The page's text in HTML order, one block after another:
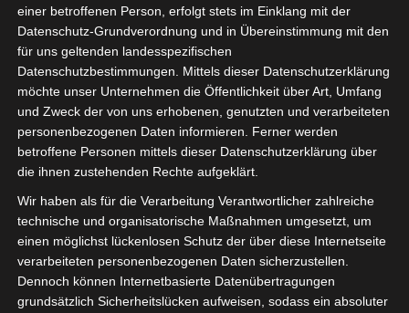
Thomas Kippenhan
Hobby neben Schiessen ist Fitnessport. Beruf: IT
Branche
einer betroffenen Person, erfolgt stets im Einklang mit der
Datenschutz-Grundverordnung und in Übereinstimmung mit den
für uns geltenden landesspezifischen
Datenschutzbestimmungen. Mittels dieser Datenschutzerklärung
möchte unser Unternehmen die Öffentlichkeit über Art, Umfang
und Zweck der von uns erhobenen, genutzten und verarbeiteten
personenbezogenen Daten informieren. Ferner werden
betroffene Personen mittels dieser Datenschutzerklärung über
die ihnen zustehenden Rechte aufgeklärt.
Wir haben als für die Verarbeitung Verantwortlicher zahlreiche
technische und organisatorische Maßnahmen umgesetzt, um
einen möglichst lückenlosen Schutz der über diese Internetseite
verarbeiteten personenbezogenen Daten sicherzustellen.
Dennoch können Internetbasierte Datenübertragungen
grundsätzlich Sicherheitslücken aufweisen, sodass ein absoluter